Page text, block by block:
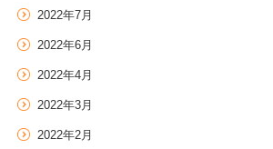
2022年7月
2022年6月
2022年4月
2022年3月
2022年2月